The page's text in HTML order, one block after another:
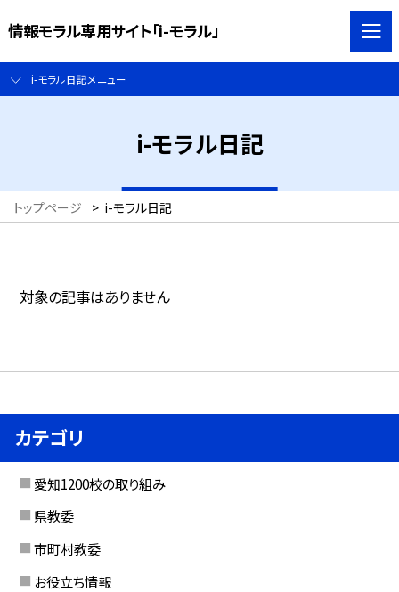
情報モラル専用サイト「i-モラル」
i-モラル日記メニュー
i-モラル日記
トップページ > i-モラル日記
対象の記事はありません
カテゴリ
愛知1200校の取り組み
県教委
市町村教委
お役立ち情報